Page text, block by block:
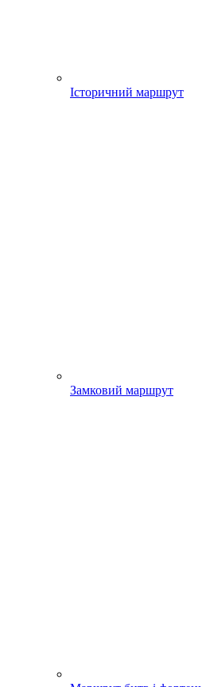
Історичний маршрут
Замковий маршрут